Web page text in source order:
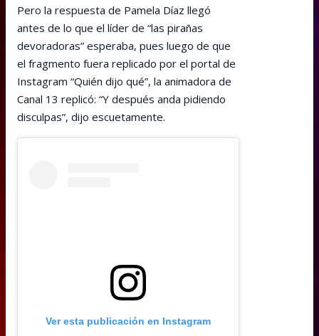
Pero la respuesta de Pamela Díaz llegó
antes de lo que el líder de “las pirañas
devoradoras” esperaba, pues luego de que
el fragmento fuera replicado por el portal de
Instagram “Quién dijo qué”, la animadora de
Canal 13 replicó: “Y después anda pidiendo
disculpas”, dijo escuetamente.
Ver esta publicación en Instagram